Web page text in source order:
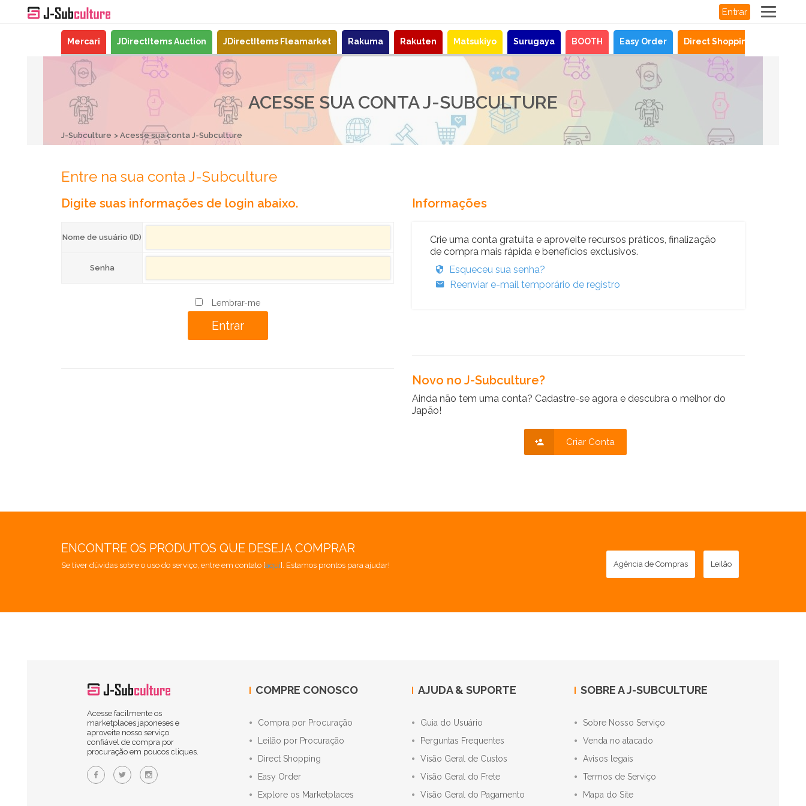
Entrar
Mercari JDirectItems Auction JDirectItems Fleamarket Rakuma Rakuten Matsukiyo Surugaya BOOTH Easy Order Direct Shopping
ACESSE SUA CONTA J-SUBCULTURE
J-Subculture Acesse sua conta J-Subculture
Entre na sua conta J-Subculture
Digite suas informações de login abaixo.
Nome de usuário (ID)
Senha
Lembrar-me
Informações
Crie uma conta gratuita e aproveite recursos práticos, finalização
de compra mais rápida e benefícios exclusivos.
Esqueceu sua senha?
Reenviar e-mail temporário de registro
Novo no J-Subculture?
Ainda não tem uma conta? Cadastre-se agora e descubra o melhor do
Japão!
Criar Conta
ENCONTRE OS PRODUTOS QUE DESEJA COMPRAR
Se tiver dúvidas sobre o uso do serviço, entre em contato [aqui]. Estamos prontos para ajudar! Agência de Compras Leilão
Acesse facilmente os
marketplaces japoneses e
aproveite nosso serviço
confiável de compra por
procuração em poucos cliques.
COMPRE CONOSCO
Compra por Procuração
Leilão por Procuração
Direct Shopping
Easy Order
Explore os Marketplaces
AJUDA & SUPORTE
Guia do Usuário
Perguntas Frequentes
Visão Geral de Custos
Visão Geral do Frete
Visão Geral do Pagamento
SOBRE A J-SUBCULTURE
Sobre Nosso Serviço
Venda no atacado
Avisos legais
Termos de Serviço
Mapa do Site